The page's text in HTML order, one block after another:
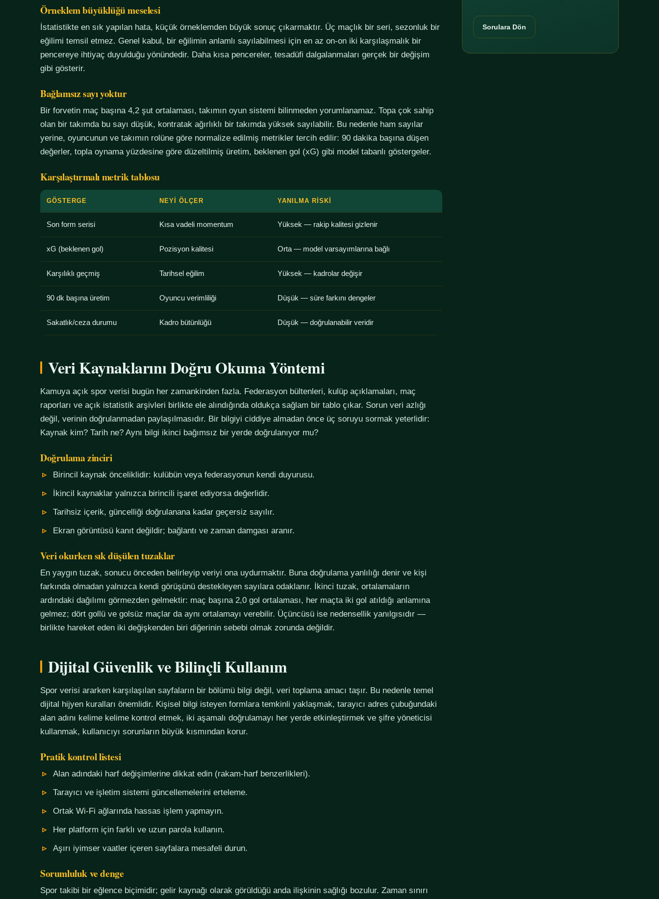
Örneklem büyüklüğü meselesi
İstatistikte en sık yapılan hata, küçük örneklemden büyük sonuç çıkarmaktır. Üç maçlık bir seri, sezonluk bir
eğilimi temsil etmez. Genel kabul, bir eğilimin anlamlı sayılabilmesi için en az on-on iki karşılaşmalık bir
pencereye ihtiyaç duyulduğu yönündedir. Daha kısa pencereler, tesadüfi dalgalanmaları gerçek bir değişim
gibi gösterir.
Bağlamsız sayı yoktur
Bir forvetin maç başına 4,2 şut ortalaması, takımın oyun sistemi bilinmeden yorumlanamaz. Topa çok sahip
olan bir takımda bu sayı düşük, kontratak ağırlıklı bir takımda yüksek sayılabilir. Bu nedenle ham sayılar
yerine, oyuncunun ve takımın rolüne göre normalize edilmiş metrikler tercih edilir: 90 dakika başına düşen
değerler, topla oynama yüzdesine göre düzeltilmiş üretim, beklenen gol (xG) gibi model tabanlı göstergeler.
Karşılaştırmalı metrik tablosu
GÖSTERGE NEYI ÖLÇER YANILMA RISKI
Son form serisi Kısa vadeli momentum Yüksek — rakip kalitesi gizlenir
xG (beklenen gol) Pozisyon kalitesi Orta — model varsayımlarına bağlı
Karşılıklı geçmiş Tarihsel eğilim Yüksek — kadrolar değişir
90 dk başına üretim Oyuncu verimliliği Düşük — süre farkını dengeler
Sakatlık/ceza durumu Kadro bütünlüğü Düşük — doğrulanabilir veridir
Veri Kaynaklarını Doğru Okuma Yöntemi
Kamuya açık spor verisi bugün her zamankinden fazla. Federasyon bültenleri, kulüp açıklamaları, maç
raporları ve açık istatistik arşivleri birlikte ele alındığında oldukça sağlam bir tablo çıkar. Sorun veri azlığı
değil, verinin doğrulanmadan paylaşılmasıdır. Bir bilgiyi ciddiye almadan önce üç soruyu sormak yeterlidir:
Kaynak kim? Tarih ne? Aynı bilgi ikinci bağımsız bir yerde doğrulanıyor mu?
Doğrulama zinciri
Birincil kaynak önceliklidir: kulübün veya federasyonun kendi duyurusu.
İkincil kaynaklar yalnızca birincili işaret ediyorsa değerlidir.
Tarihsiz içerik, güncelliği doğrulanana kadar geçersiz sayılır.
Ekran görüntüsü kanıt değildir; bağlantı ve zaman damgası aranır.
Veri okurken sık düşülen tuzaklar
En yaygın tuzak, sonucu önceden belirleyip veriyi ona uydurmaktır. Buna doğrulama yanlılığı denir ve kişi
farkında olmadan yalnızca kendi görüşünü destekleyen sayılara odaklanır. İkinci tuzak, ortalamaların
ardındaki dağılımı görmezden gelmektir: maç başına 2,0 gol ortalaması, her maçta iki gol atıldığı anlamına
gelmez; dört gollü ve golsüz maçlar da aynı ortalamayı verebilir. Üçüncüsü ise nedensellik yanılgısıdır —
birlikte hareket eden iki değişkenden biri diğerinin sebebi olmak zorunda değildir.
Dijital Güvenlik ve Bilinçli Kullanım
Spor verisi ararken karşılaşılan sayfaların bir bölümü bilgi değil, veri toplama amacı taşır. Bu nedenle temel
dijital hijyen kuralları önemlidir. Kişisel bilgi isteyen formlara temkinli yaklaşmak, tarayıcı adres çubuğundaki
alan adını kelime kelime kontrol etmek, iki aşamalı doğrulamayı her yerde etkinleştirmek ve şifre yöneticisi
kullanmak, kullanıcıyı sorunların büyük kısmından korur.
Pratik kontrol listesi
Alan adındaki harf değişimlerine dikkat edin (rakam-harf benzerlikleri).
Tarayıcı ve işletim sistemi güncellemelerini erteleme.
Ortak Wi-Fi ağlarında hassas işlem yapmayın.
Her platform için farklı ve uzun parola kullanın.
Aşırı iyimser vaatler içeren sayfalara mesafeli durun.
Sorumluluk ve denge
Spor takibi bir eğlence biçimidir; gelir kaynağı olarak görüldüğü anda ilişkinin sağlığı bozulur. Zaman sınırı
Sorulara Dön